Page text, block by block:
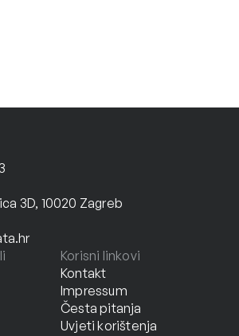
3D, 10020 Zagreb
Korisni linkovi
Kontakt
Impressum
Česta pitanja
Uvjeti korištenja